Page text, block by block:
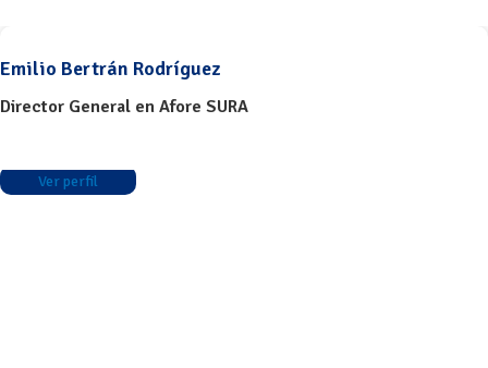
Emilio Bertrán Rodríguez
Director General en Afore SURA
Ver perfil